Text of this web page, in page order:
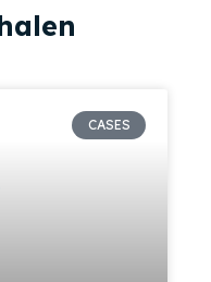
CASES